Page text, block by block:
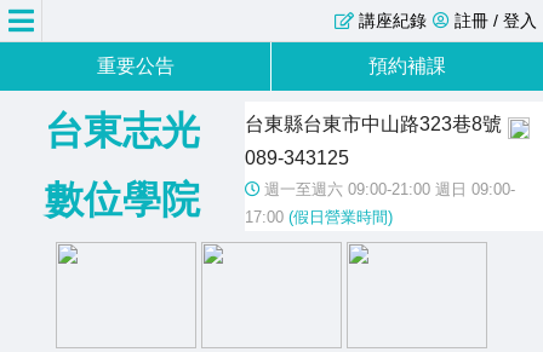
註冊 / 登入
講座紀錄
重要公告 預約補課
台東志光
數位學院
台東縣台東市中山路323巷8號
089-343125
週一至週六 09:00-21:00 週日 09:00-
17:00 (假日營業時間)